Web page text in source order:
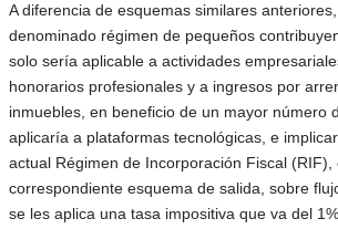
A diferencia de esquemas similares
denominado régimen de pequeños
solo sería aplicable a actividades
honorarios profesionales y a ingresos por
inmuebles, en beneficio de un mayor número
aplicaría a plataformas tecnológicas, e
actual Régimen de Incorporación Fiscal (RIF),
correspondiente esquema de salida, sobre
se les aplica una tasa impositiva que va del